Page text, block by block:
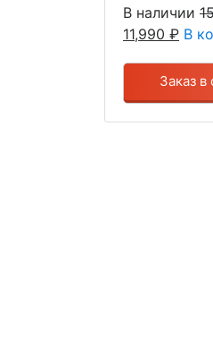
В наличии
11,990 ₽ В
Заказ в